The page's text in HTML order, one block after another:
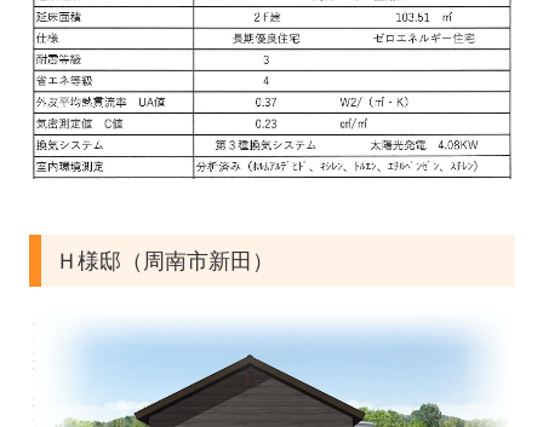
Ｈ様邸（周南市新田）